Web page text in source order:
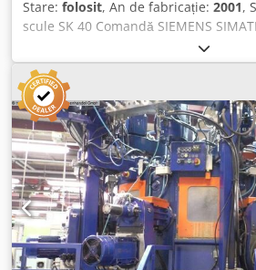
Stare: folosit, An de fabricație: 2001,
scule SK 40 Comandă SIEMENS
de putere aprox. 112 kW = Mașină de
electrică cu 10 stații de prelucrare,
(7 unități de găurire, 8 unități găurire
găurire + lărgire, 2 unități găurire,
Fiecare unitate cu prindere scule SK
pentru fiecare unitate între 4,0 și 4,5
Agtjk Comandă SIEMENS SIMATIC
ABB Accesorii: mandrină de
transportor de șpan, sistem de răcire